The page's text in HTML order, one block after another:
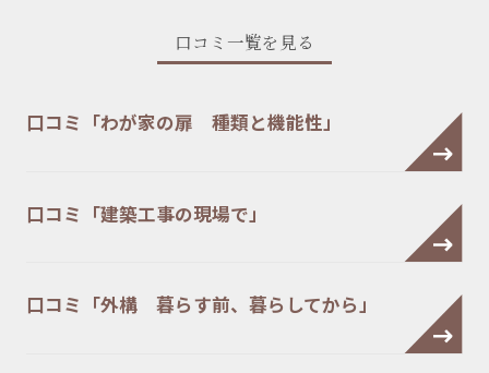
口コミ一覧を見る
口コミ「わが家の扉 種類と機能性」
口コミ「建築工事の現場で」
口コミ「外構 暮らす前、暮らしてから」